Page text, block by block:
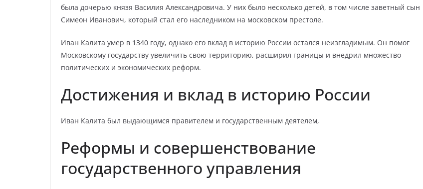
была дочерью князя Василия Александровича. У них было несколько детей, в том числе заветный сын
Симеон Иванович, который стал его наследником на московском престоле.
Иван Калита умер в 1340 году, однако его вклад в историю России остался неизгладимым. Он помог
Московскому государству увеличить свою территорию, расширил границы и внедрил множество
политических и экономических реформ.
Достижения и вклад в историю России
Иван Калита был выдающимся правителем и государственным деятелем,
Реформы и совершенствование
государственного управления